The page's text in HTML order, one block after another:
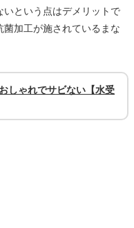
という点はデメリットで
加工が施されているまな
しゃれでサビない【水受